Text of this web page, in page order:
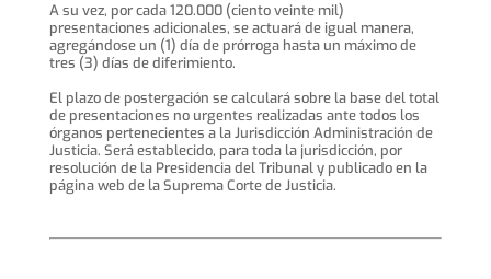
A su vez, por cada 120.000 (ciento veinte mil)
presentaciones adicionales, se actuará de igual manera,
agregándose un (1) día de prórroga hasta un máximo de
tres (3) días de diferimiento.
El plazo de postergación se calculará sobre la base del total
de presentaciones no urgentes realizadas ante todos los
órganos pertenecientes a la Jurisdicción Administración de
Justicia. Será establecido, para toda la jurisdicción, por
resolución de la Presidencia del Tribunal y publicado en la
página web de la Suprema Corte de Justicia.